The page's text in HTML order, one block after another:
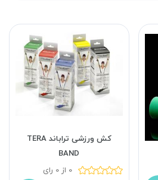
کش ورزشی تراباند TERA
BAND
0 از 0 رای